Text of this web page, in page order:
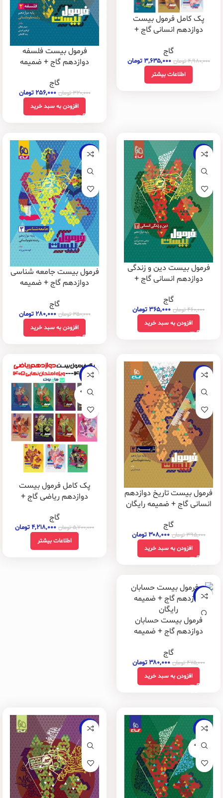
پک کامل فرمول بیست
دوازدهم انسانی گاج +
گاج
۴,۹۸۰,۰۰۰تومان ۳,۶۳۵,۰۰۰ تومان
اطلاعات بیشتر
فرمول بیست فلسفه
دوازدهم گاج + ضمیمه
گاج
۳۲۰,۰۰۰تومان ۲۵۶,۰۰۰ تومان
افزودن به سبد خرید
-21%
فرمول بیست دین و زندگی
دوازدهم انسانی گاج +
گاج
۴۶۰,۰۰۰تومان ۳۶۵,۰۰۰ تومان
افزودن به سبد خرید
-20%
فرمول بیست جامعه شناسی
دوازدهم گاج + ضمیمه
گاج
۳۵۰,۰۰۰تومان ۲۸۰,۰۰۰ تومان
افزودن به سبد خرید
-22%
فرمول بیست تاریخ دوازدهم
انسانی گاج + ضمیمه رایگان
گاج
۳۹۵,۰۰۰تومان ۳۰۸,۰۰۰ تومان
افزودن به سبد خرید
-26%
فروخته
پک کامل فرمول بیست
دوازدهم ریاضی گاج +
گاج
۵,۷۰۰,۰۰۰تومان ۴,۲۱۸,۰۰۰ تومان
اطلاعات بیشتر
-20%
فرمول بیست حسابان
دوازدهم گاج + ضمیمه
گاج
۴۷۵,۰۰۰تومان ۳۸۰,۰۰۰ تومان
افزودن به سبد خرید
-22%
فروخته
-22%